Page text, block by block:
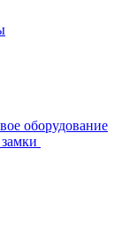
оборудование